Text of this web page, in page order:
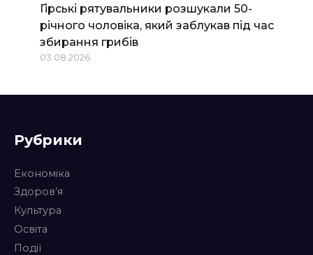
Гірські рятувальники розшукали 50-
річного чоловіка, який заблукав під час
збирання грибів
03.08.2026
Рубрики
Економіка
Здоров’я
Культура
Освіта
Події